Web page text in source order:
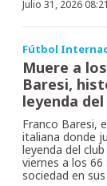
Julio 31, 2026
Fútbol
Muere a
Baresi,
leyenda
Franco Baresi,
italiana donde
leyenda del
viernes a los
sociedad en